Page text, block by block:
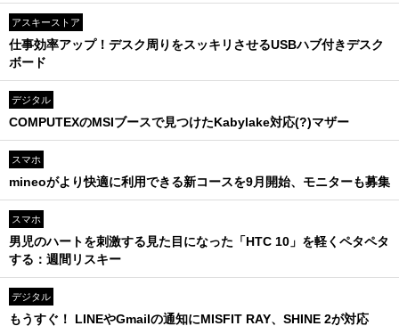
アスキーストア
仕事効率アップ！デスク周りをスッキリさせるUSBハブ付きデスク
ボード
デジタル
COMPUTEXのMSIブースで見つけたKabylake対応(?)マザー
スマホ
mineoがより快適に利用できる新コースを9月開始、モニターも募集
スマホ
男児のハートを刺激する見た目になった「HTC 10」を軽くペタペタ
する：週間リスキー
デジタル
もうすぐ！ LINEやGmailの通知にMISFIT RAY、SHINE 2が対応